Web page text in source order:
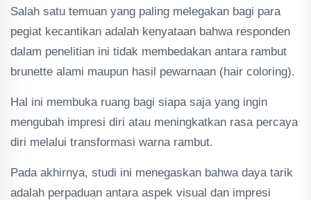
Salah satu temuan yang paling melegakan bagi para
pegiat kecantikan adalah kenyataan bahwa responden
dalam penelitian ini tidak membedakan antara rambut
brunette alami maupun hasil pewarnaan (hair coloring).
Hal ini membuka ruang bagi siapa saja yang ingin
mengubah impresi diri atau meningkatkan rasa percaya
diri melalui transformasi warna rambut.
Pada akhirnya, studi ini menegaskan bahwa daya tarik
adalah perpaduan antara aspek visual dan impresi